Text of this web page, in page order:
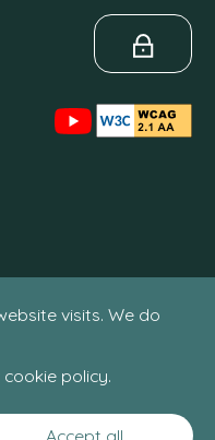
visits. We do
policy.
Accept all